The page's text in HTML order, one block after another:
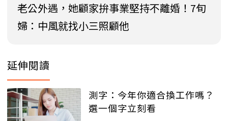
老公外遇，她顧家拚事業堅持不離婚！7旬
婦：中風就找小三照顧他
延伸閱讀
測字：今年你適合換工作嗎？
選一個字立刻看